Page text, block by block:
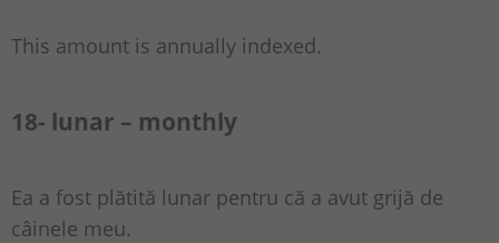
This amount is annually indexed.
18- lunar – monthly
Ea a fost plătită lunar pentru că a avut grijă de
câinele meu.